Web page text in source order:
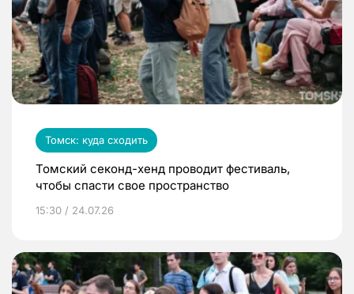
Томск: куда сходить
Томский секонд-хенд проводит фестиваль,
чтобы спасти свое пространство
15:30 / 24.07.26